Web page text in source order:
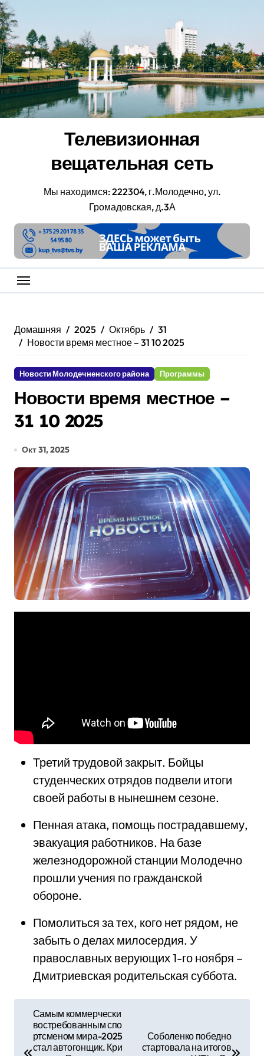
Перейти
к
содержанию
Телевизионная
вещательная сеть
Мы находимся: 222304, г.Молодечно, ул.
Громадовская, д.3А
Домашняя 2025 Октябрь
31
Новости время местное – 31 10 2025
Новости Молодечненского района Программы
Новости время местное –
31 10 2025
Окт 31, 2025
Третий трудовой закрыт. Бойцы
студенческих отрядов подвели итоги
своей работы в нынешнем сезоне.
Пенная атака, помощь пострадавшему,
эвакуация работников. На базе
железнодорожной станции Молодечно
прошли учения по гражданской
обороне.
Помолиться за тех, кого нет рядом, не
забыть о делах милосердия. У
православных верующих 1-го ноября –
Дмитриевская родительская суббота.
Самым коммерчески
востребованным спо
ртсменом мира-2025
стал автогонщик. Кри
Соболенко победно
стартовала на итогов